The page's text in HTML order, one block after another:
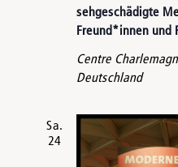
sehgeschädigte
Freund*innen und
Centre
Deutschland
Sa.
24